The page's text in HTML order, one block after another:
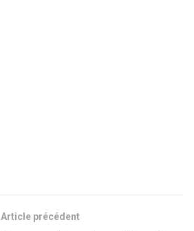
Article précédent